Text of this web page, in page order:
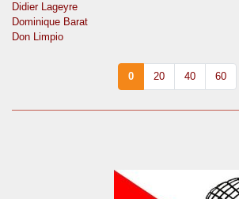
Didier Lageyre
Dominique Barat
Don Limpio
0 20 40 60